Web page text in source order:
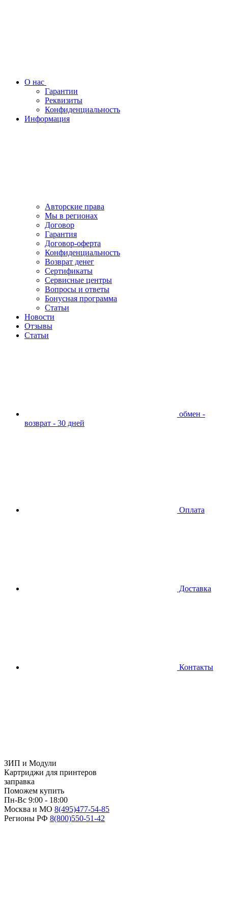
О нас
Гарантии
Реквизиты
Конфиденциальность
Информация
Авторские права
Мы в регионах
Договор
Гарантия
Договор-оферта
Конфиденциальность
Возврат денег
Сертификаты
Сервисные центры
Вопросы и ответы
Бонусная программа
Статьи
Новости
Отзывы
Статьи
обмен -
возврат - 30 дней
Оплата
Доставка
Контакты
ЗИП и Модули
Картриджи для принтеров
заправка
Поможем купить
Пн-Вс 9:00 - 18:00
Москва и МО 8(495)477-54-85
Регионы РФ 8(800)550-51-42